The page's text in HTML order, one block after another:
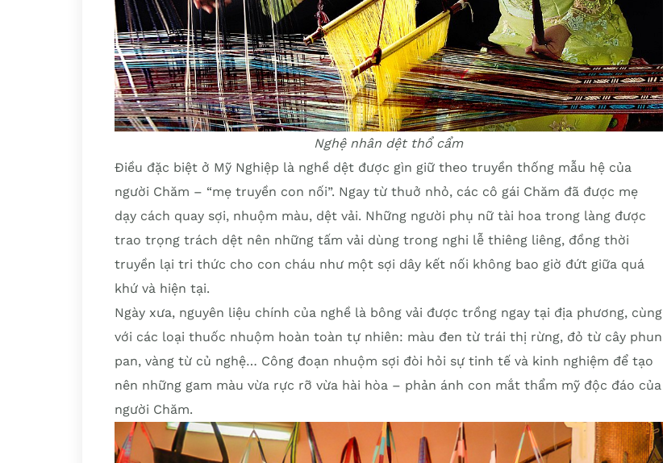
Nghệ nhân dệt thổ cẩm
Điều đặc biệt ở Mỹ Nghiệp là nghề dệt được gìn giữ theo truyền thống mẫu hệ của
người Chăm – “mẹ truyền con nối”. Ngay từ thuở nhỏ, các cô gái Chăm đã được mẹ
dạy cách quay sợi, nhuộm màu, dệt vải. Những người phụ nữ tài hoa trong làng được
trao trọng trách dệt nên những tấm vải dùng trong nghi lễ thiêng liêng, đồng thời
truyền lại tri thức cho con cháu như một sợi dây kết nối không bao giờ đứt giữa quá
khứ và hiện tại.
Ngày xưa, nguyên liệu chính của nghề là bông vải được trồng ngay tại địa phương, cùng
với các loại thuốc nhuộm hoàn toàn tự nhiên: màu đen từ trái thị rừng, đỏ từ cây phun
pan, vàng từ củ nghệ… Công đoạn nhuộm sợi đòi hỏi sự tinh tế và kinh nghiệm để tạo
nên những gam màu vừa rực rỡ vừa hài hòa – phản ánh con mắt thẩm mỹ độc đáo của
người Chăm.